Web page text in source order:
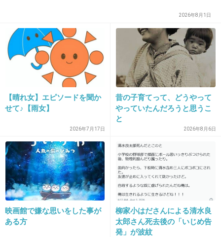
2025/11/30(日) 23:13:22
ターゲットは
50代以上女性だろーなー
24. 匿名2025/11/30(日) 23:13:23
良いべさんがアレだから再結成無理よ
+8
2026年8月1日
【晴れ女】エピソードを聞か
せて♪【雨女】
2026年7月17日
昔の子育てって、どうやって
やっていたんだろうと思うこ
と
2026年8月6日
映画館で嫌な思いをした事が
ある方
柳家小はださんによる清水良
太郎さん死去後の「いじめ告
発」が波紋